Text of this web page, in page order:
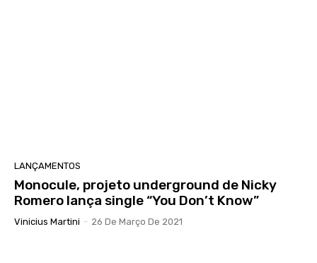
LANÇAMENTOS
Monocule, projeto underground de Nicky
Romero lança single “You Don’t Know”
Vinicius Martini - 26 De Março De 2021